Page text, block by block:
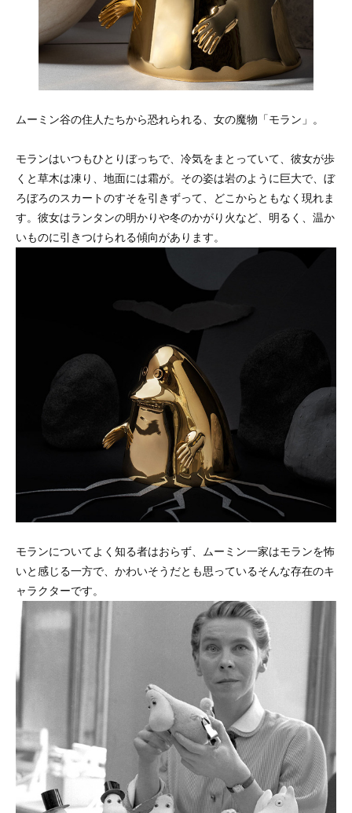
ムーミン谷の住人たちから恐れられる、女の魔物「モラン」。
モランはいつもひとりぼっちで、冷気をまとっていて、彼女が歩
くと草木は凍り、地面には霜が。その姿は岩のように巨大で、ぼ
ろぼろのスカートのすそを引きずって、どこからともなく現れま
す。彼女はランタンの明かりや冬のかがり火など、明るく、温か
いものに引きつけられる傾向があります。
モランについてよく知る者はおらず、ムーミン一家はモランを怖
いと感じる一方で、かわいそうだとも思っているそんな存在のキ
ャラクターです。